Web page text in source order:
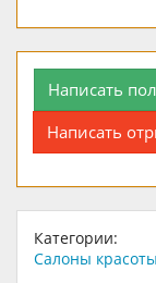
Написать
Написать
Категории:
Салоны красоты